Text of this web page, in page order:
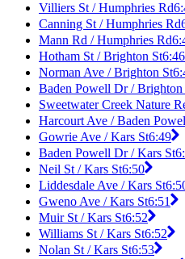
Villiers St / Humphries Rd
Canning St / Humphries Rd
Mann Rd / Humphries Rd
Hotham St / Brighton St6:46
Norman Ave / Brighton St
Baden Powell Dr / Brighton
Sweetwater Creek Nature
Harcourt Ave / Baden
Gowrie Ave / Kars St6:49
Baden Powell Dr / Kars St
Neil St / Kars St6:50
Liddesdale Ave / Kars St
Gweno Ave / Kars St6:51
Muir St / Kars St6:52
Williams St / Kars St6:52
Nolan St / Kars St6:53